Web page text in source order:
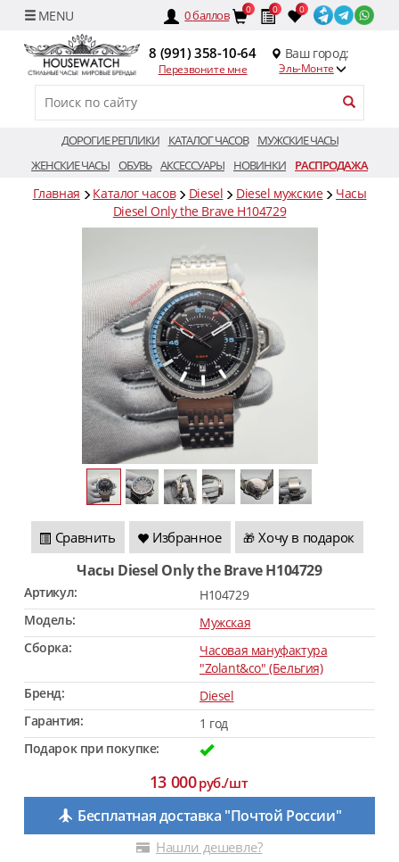
0баллов 0 0 0
8 (991) 358-10-64
Перезвоните мне
Ваш город:
Эль-Монте
ДОРОГИЕ РЕПЛИКИ КАТАЛОГ ЧАСОВ
МУЖСКИЕ ЧАСЫ
ЖЕНСКИЕ ЧАСЫ ОБУВЬ АКСЕССУАРЫ НОВИНКИ РАСПРОДАЖА
Главная Каталог часов Diesel Diesel мужские
Часы
Diesel Only the Brave H104729
Сравнить Избранное 🎁 Хочу в подарок
Часы Diesel Only the Brave H104729
Артикул:
H104729
Модель:
Мужская
Сборка:
Часовая мануфактура
"Zolant&co" (Бельгия)
Бренд:
Diesel
Гарантия:
1 год
Подарок при покупке:
13 000руб./шт
Бесплатная доставка "Почтой России"
Нашли дешевле?